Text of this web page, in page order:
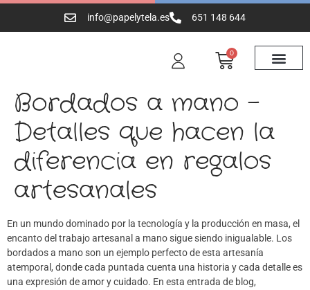
info@papelytela.es 651 148 644
0
Bordados a mano –
Detalles que hacen la
diferencia en regalos
artesanales
En un mundo dominado por la tecnología y la producción en masa, el
encanto del trabajo artesanal a mano sigue siendo inigualable. Los
bordados a mano son un ejemplo perfecto de esta artesanía
atemporal, donde cada puntada cuenta una historia y cada detalle es
una expresión de amor y cuidado. En esta entrada de blog,